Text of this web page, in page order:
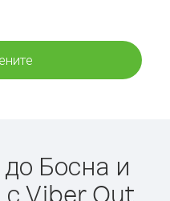
Босна и
Viber Out